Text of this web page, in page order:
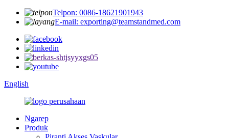
Telpon: 0086-18621901943
E-mail: exporting@teamstandmed.com
English
Ngarep
Produk